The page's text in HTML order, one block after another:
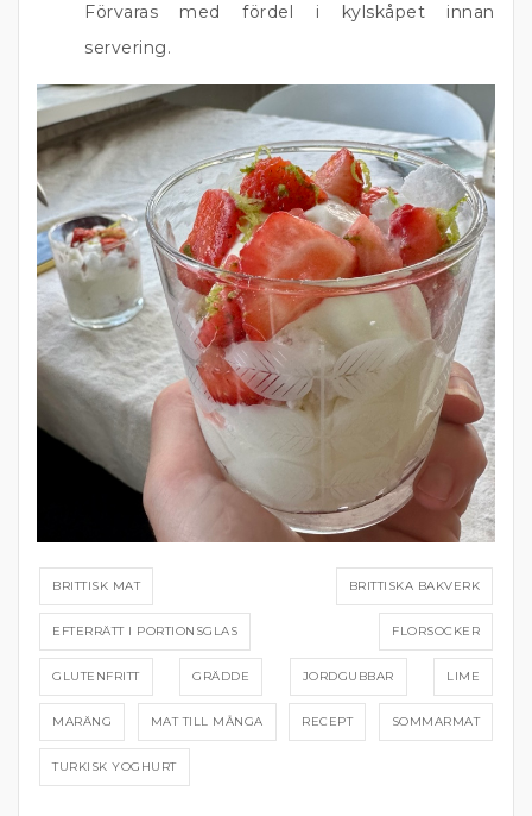
Förvaras med fördel i kylskåpet innan
servering.
BRITTISK MAT BRITTISKA BAKVERK
EFTERRÄTT I PORTIONSGLAS FLORSOCKER
GLUTENFRITT GRÄDDE JORDGUBBAR LIME
MARÄNG MAT TILL MÅNGA RECEPT SOMMARMAT
TURKISK YOGHURT